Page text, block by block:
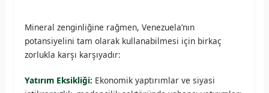
Mineral zenginliğine rağmen, Venezuela’nın
potansiyelini tam olarak kullanabilmesi için birkaç
zorlukla karşı karşıyadır:
Yatırım Eksikliği: Ekonomik yaptırımlar ve siyasi